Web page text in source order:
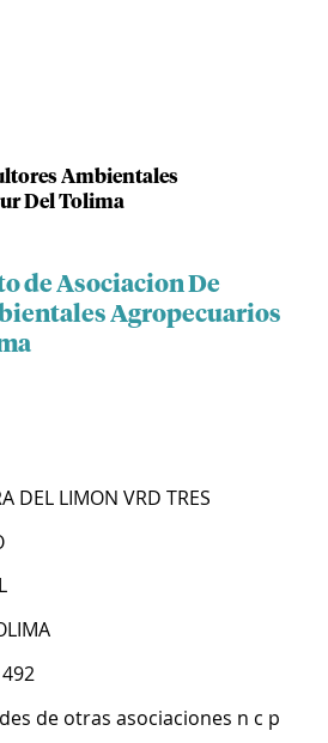
Ambientales
Del Tolima
de Asociacion De
Agropecuarios
DEL LIMON VRD TRES
de otras asociaciones n c p